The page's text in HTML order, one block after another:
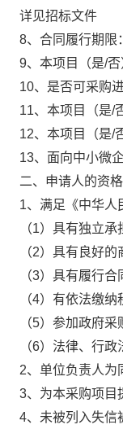
详见招标文件
8、合同履行期限：
9、本项目（是/否
10、是否可采购
11、本项目（是/
12、本项目（是/
13、面向中小微
二、申请人的资
1、满足《中华人
（1）具有独立承
（2）具有良好
（3）具有履行
（4）有依法缴
（5）参加政府
（6）法律、行政
2、单位负责人为
3、为本采购项目
4、未被列入失信